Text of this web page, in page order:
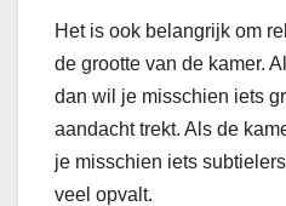
Het is ook belangrijk om
de grootte van de kamer.
dan wil je misschien iets
aandacht trekt. Als de
je misschien iets
veel opvalt.